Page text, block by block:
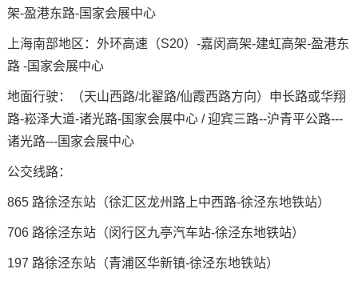
架-盈港东路-国家会展中心
上海南部地区：外环高速（S20）-嘉闵高架-建虹高架-盈港东
路 -国家会展中心
地面行驶：（天山西路/北翟路/仙霞西路方向）申长路或华翔
路-崧泽大道-诸光路-国家会展中心 / 迎宾三路--沪青平公路---
诸光路---国家会展中心
公交线路：
865 路徐泾东站（徐汇区龙州路上中西路-徐泾东地铁站）
706 路徐泾东站（闵行区九亭汽车站-徐泾东地铁站）
197 路徐泾东站（青浦区华新镇-徐泾东地铁站）